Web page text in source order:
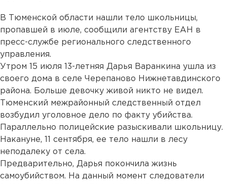
В Тюменской области нашли тело школьницы,
пропавшей в июле, сообщили агентству ЕАН в
пресс-службе регионального следственного
управления.
Утром 15 июля 13-летняя Дарья Варанкина ушла из
своего дома в селе Черепаново Нижнетавдинского
района. Больше девочку живой никто не видел.
Тюменский межрайонный следственный отдел
возбудил уголовное дело по факту убийства.
Параллельно полицейские разыскивали школьницу.
Накануне, 11 сентября, ее тело нашли в лесу
неподалеку от села.
Предварительно, Дарья покончила жизнь
самоубийством. На данный момент следователи